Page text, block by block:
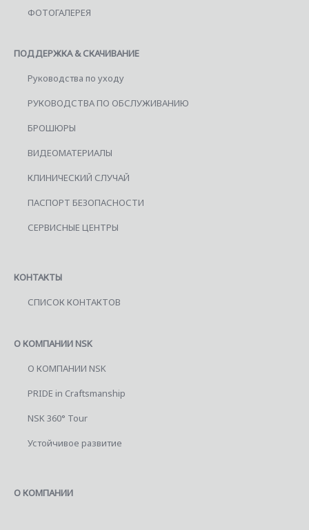
ФОТОГАЛЕРЕЯ
ПОДДЕРЖКА & СКАЧИВАНИЕ
Руководства по уходу
РУКОВОДСТВА ПО ОБСЛУЖИВАНИЮ
БРОШЮРЫ
ВИДЕОМАТЕРИАЛЫ
КЛИНИЧЕСКИЙ СЛУЧАЙ
ПАСПОРТ БЕЗОПАСНОСТИ
СЕРВИСНЫЕ ЦЕНТРЫ
КОНТАКТЫ
СПИСОК КОНТАКТОВ
О КОМПАНИИ NSK
О КОМПАНИИ NSK
PRIDE in Craftsmanship
NSK 360° Tour
Устойчивое развитие
О КОМПАНИИ